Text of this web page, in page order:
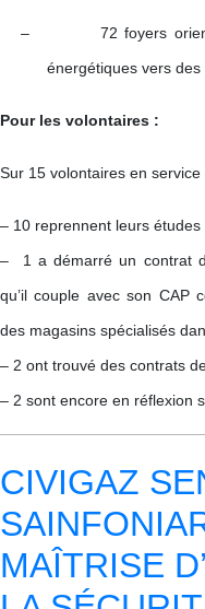
–
72 foyers
énergétiques vers
Pour les volontaires :
Sur 15 volontaires en
– 10 reprennent leurs études
– 1 a démarré un contrat
qu’il couple avec son CAP
des magasins spécialisés
– 2 ont trouvé des contrats
– 2 sont encore en réflexion
CIVIGAZ
MAÎTRISE